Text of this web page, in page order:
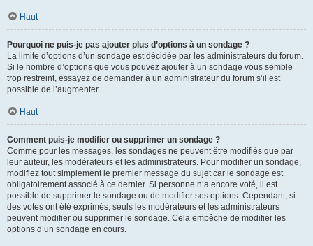
Haut
Pourquoi ne puis-je pas ajouter plus d’options à un sondage ?
La limite d’options d’un sondage est décidée par les administrateurs du forum.
Si le nombre d’options que vous pouvez ajouter à un sondage vous semble
trop restreint, essayez de demander à un administrateur du forum s’il est
possible de l’augmenter.
Haut
Comment puis-je modifier ou supprimer un sondage ?
Comme pour les messages, les sondages ne peuvent être modifiés que par
leur auteur, les modérateurs et les administrateurs. Pour modifier un sondage,
modifiez tout simplement le premier message du sujet car le sondage est
obligatoirement associé à ce dernier. Si personne n’a encore voté, il est
possible de supprimer le sondage ou de modifier ses options. Cependant, si
des votes ont été exprimés, seuls les modérateurs et les administrateurs
peuvent modifier ou supprimer le sondage. Cela empêche de modifier les
options d’un sondage en cours.